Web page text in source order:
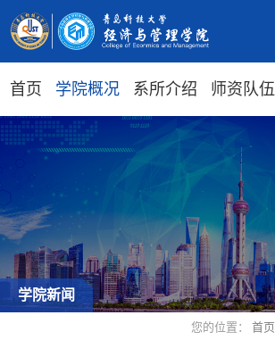
首页 学院概况 系所介绍 师资队伍
学院新闻
您的位置： 首页